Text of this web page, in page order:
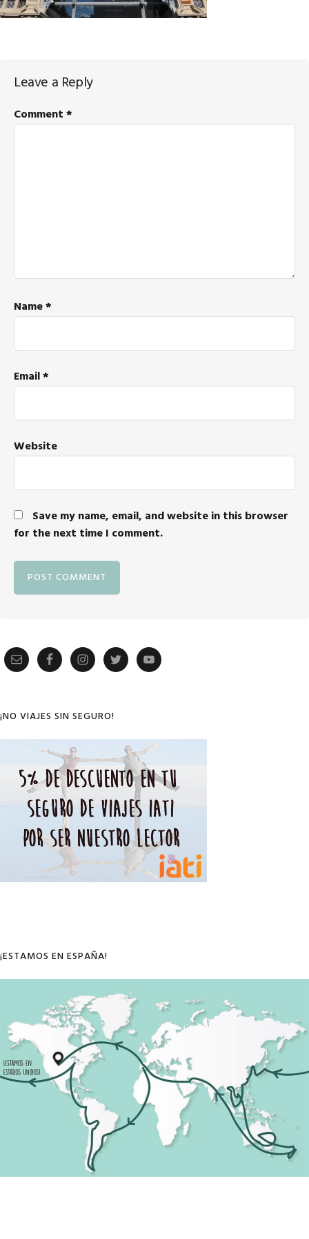
Reader
Interactions
Leave a Reply
Comment*
Name*
Email*
Website
Save my name, email, and website in this browser
for the next time I comment.
Primary
¡NO VIAJES SIN SEGURO!
¡ESTAMOS EN ESPAÑA!